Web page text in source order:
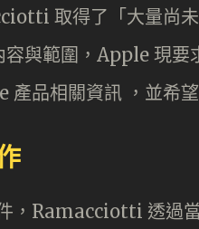
取得了「大量尚
容與範圍，Apple 現
產品相關資訊 ，並希
，Ramacciotti 透過